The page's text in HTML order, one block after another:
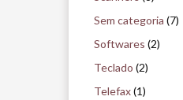
Sem categoria (7)
Softwares (2)
Teclado (2)
Telefax(1)